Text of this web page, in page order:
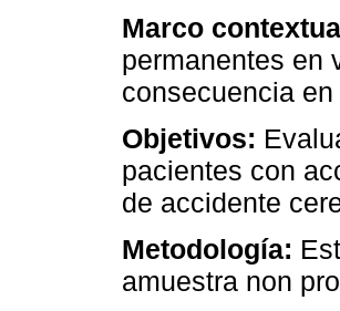
Marco
permanentes en
consecuencia
Objetivos:
pacientes con
de accidente
Metodología:
amuestra non